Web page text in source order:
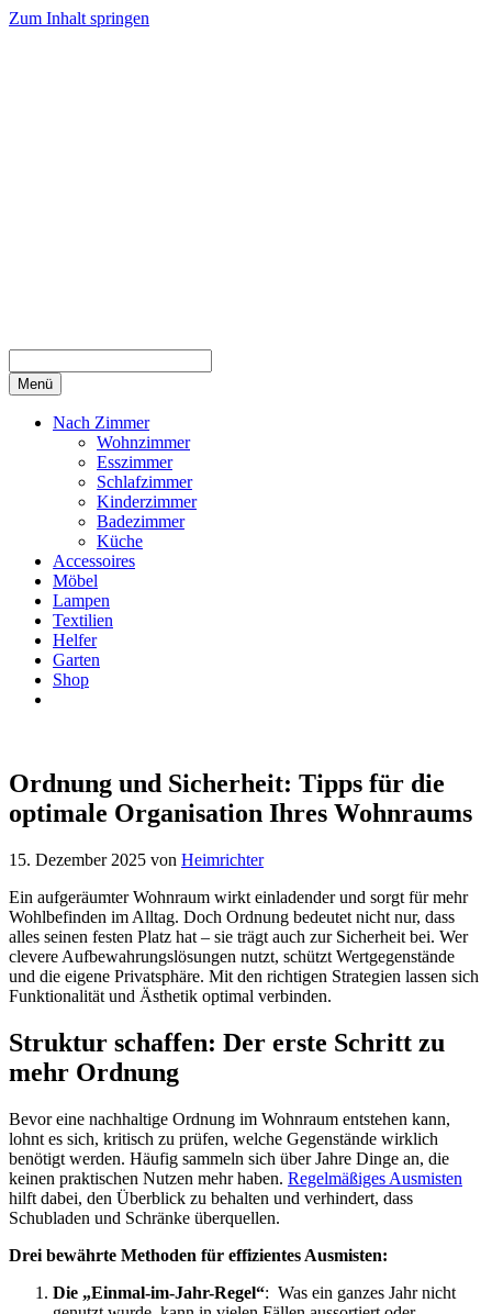
Zum Inhalt springen
Menü
Nach Zimmer
Wohnzimmer
Esszimmer
Schlafzimmer
Kinderzimmer
Badezimmer
Küche
Accessoires
Möbel
Lampen
Textilien
Helfer
Garten
Shop
Ordnung und Sicherheit: Tipps für die
optimale Organisation Ihres Wohnraums
15. Dezember 2025 von Heimrichter
Ein aufgeräumter Wohnraum wirkt einladender und sorgt für mehr
Wohlbefinden im Alltag. Doch Ordnung bedeutet nicht nur, dass
alles seinen festen Platz hat – sie trägt auch zur Sicherheit bei. Wer
clevere Aufbewahrungslösungen nutzt, schützt Wertgegenstände
und die eigene Privatsphäre. Mit den richtigen Strategien lassen sich
Funktionalität und Ästhetik optimal verbinden.
Struktur schaffen: Der erste Schritt zu
mehr Ordnung
Bevor eine nachhaltige Ordnung im Wohnraum entstehen kann,
lohnt es sich, kritisch zu prüfen, welche Gegenstände wirklich
benötigt werden. Häufig sammeln sich über Jahre Dinge an, die
keinen praktischen Nutzen mehr haben. Regelmäßiges Ausmisten
hilft dabei, den Überblick zu behalten und verhindert, dass
Schubladen und Schränke überquellen.
Drei bewährte Methoden für effizientes Ausmisten:
Die „Einmal-im-Jahr-Regel“: Was ein ganzes Jahr nicht